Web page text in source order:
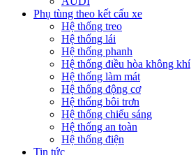
Phụ tùng theo kết cấu xe
Hệ thống treo
Hệ thống lái
Hệ thống phanh
Hệ thống điều hòa không khí
Hệ thống làm mát
Hệ thống động cơ
Hệ thống bôi trơn
Hệ thống chiếu sáng
Hệ thống an toàn
Hệ thống điện
Tin tức